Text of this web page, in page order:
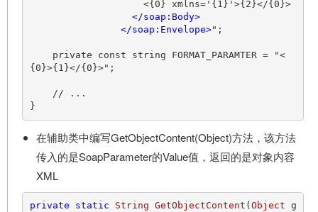
</soap:Body>
</soap:Envelope>";
{0}>{1}</{0}>";
在辅助类中编写GetObjectContent(Object)方法，该方法
传入的是SoapParameter的Value值，返回的是对象内容
XML
private static String GetObjectContent ( Object g